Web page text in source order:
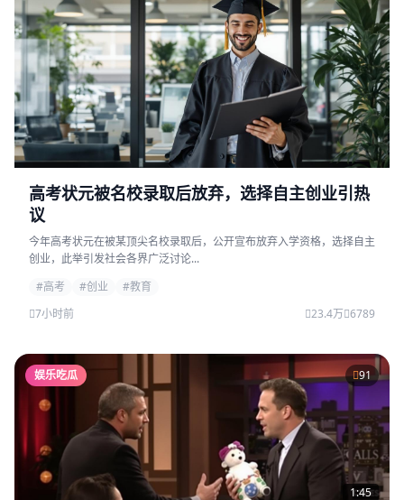
高考状元被名校录取后放弃，选择自主创业引热
议
今年高考状元在被某顶尖名校录取后，公开宣布放弃入学资格，选择自主
创业，此举引发社会各界广泛讨论...
#高考
#创业
#教育
7小时前
23.4万 6789
娱乐吃瓜 91
1:45